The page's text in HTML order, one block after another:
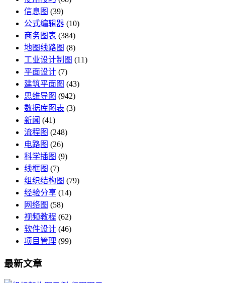
信息图 (39)
公式编辑器 (10)
商务图表 (384)
地图线路图 (8)
工业设计制图 (11)
平面设计 (7)
建筑平面图 (43)
思维导图 (942)
数据库图表 (3)
新闻 (41)
流程图 (248)
电路图 (26)
科学插图 (9)
线框图 (7)
组织结构图 (79)
经验分享 (14)
网络图 (58)
视频教程 (62)
软件设计 (46)
项目管理 (99)
最新文章